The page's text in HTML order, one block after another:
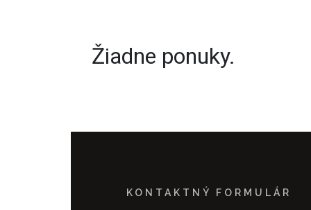
Žiadne ponuky.
KONTAKTNÝ FORMULÁR